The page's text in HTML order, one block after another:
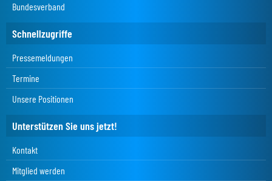
Bundesverband
Schnellzugriffe
Pressemeldungen
Termine
Unsere Positionen
Unterstützen Sie uns jetzt!
Kontakt
Mitglied werden